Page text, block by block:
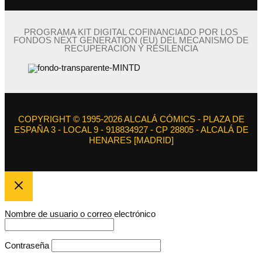
PROGRAMA KIT DIGITAL COFINANCIADO POR LOS
FONDOS NEXT GENERATION (EU) DEL MECANISMO DE
RECUPERACIÓN Y RESILENCIA
COPYRIGHT © 1995-2026 ALCALÁ CÓMICS - PLAZA DE
ESPAÑA 3 - LOCAL 9 - 918834927 - CP 28805 - ALCALÁ DE
HENARES [MADRID]
Nombre de usuario o correo electrónico
Contraseña